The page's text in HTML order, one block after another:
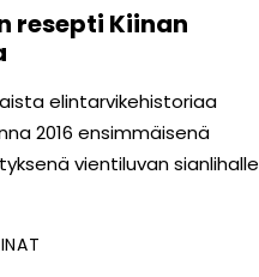
resepti Kiinan
elintarvikehistoriaa
2016 ensimmäisenä
vientiluvan sianlihalle